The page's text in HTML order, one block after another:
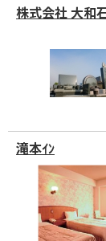
株式会社 大和
滝本ｲﾝ